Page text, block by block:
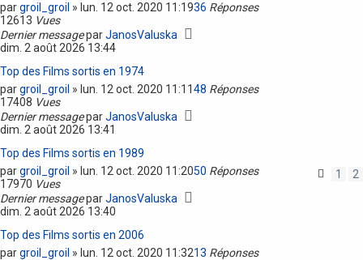
pargroil_groil » lun. 12 oct. 2020 11:1936 Réponses
12613 Vues
Dernier messageparJanosValuska
dim. 2 août 2026 13:44
Top des Films sortis en 1974
pargroil_groil » lun. 12 oct. 2020 11:1148 Réponses
17408 Vues
Dernier messageparJanosValuska
dim. 2 août 2026 13:41
Top des Films sortis en 1989
pargroil_groil » lun. 12 oct. 2020 11:20 1 2
50 Réponses
17970 Vues
Dernier messageparJanosValuska
dim. 2 août 2026 13:40
Top des Films sortis en 2006
pargroil_groil » lun. 12 oct. 2020 11:3213 Réponses